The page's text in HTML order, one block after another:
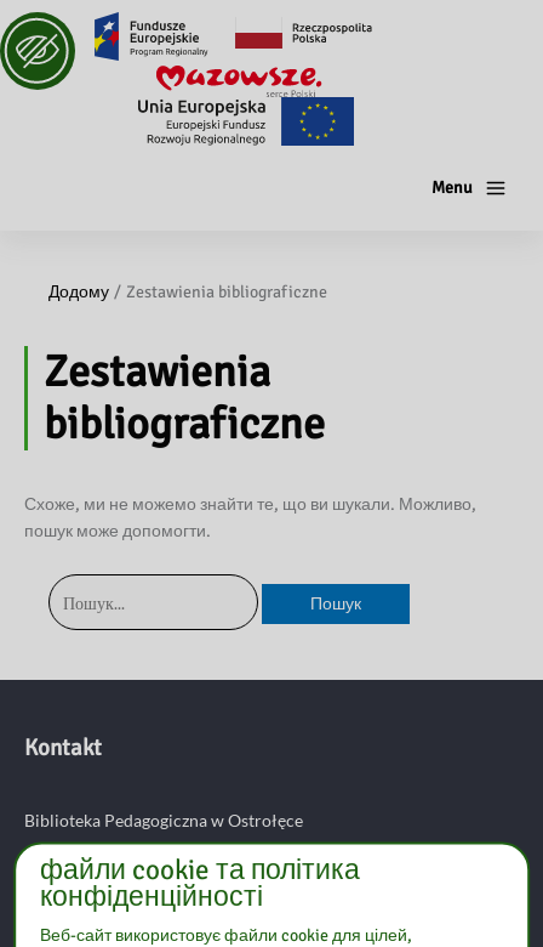
Menu
Додому Zestawienia bibliograficzne
Zestawienia
bibliograficzne
Схоже, ми не можемо знайти те, що ви шукали. Можливо,
пошук може допомогти.
Шукати:
Kontakt
Biblioteka Pedagogiczna w Ostrołęce
ul. Piłsudskiego 38
файли cookie та політика
конфіденційності
Веб-сайт використовує файли cookie для цілей,